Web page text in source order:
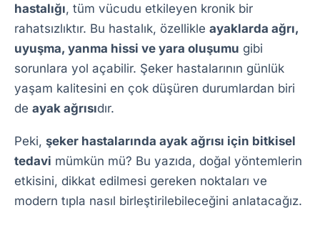
hastalığı, tüm vücudu etkileyen kronik bir
rahatsızlıktır. Bu hastalık, özellikle ayaklarda ağrı,
uyuşma, yanma hissi ve yara oluşumu gibi
sorunlara yol açabilir. Şeker hastalarının günlük
yaşam kalitesini en çok düşüren durumlardan biri
de ayak ağrısıdır.
Peki, şeker hastalarında ayak ağrısı için bitkisel
tedavi mümkün mü? Bu yazıda, doğal yöntemlerin
etkisini, dikkat edilmesi gereken noktaları ve
modern tıpla nasıl birleştirilebileceğini anlatacağız.